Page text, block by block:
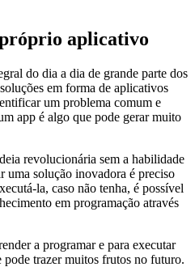
próprio aplicativo
do dia a dia de grande parte dos
em forma de aplicativos
um problema comum e
app é algo que pode gerar muito
revolucionária sem a habilidade
uma solução inovadora é preciso
la, caso não tenha, é possível
em programação através
a programar e para executar
trazer muitos frutos no futuro.